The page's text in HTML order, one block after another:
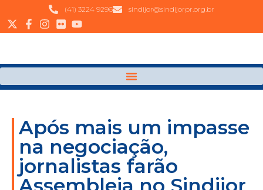
(41) 3224 9296 sindijor@sindijorpr.org.br
Após mais um impasse
na negociação,
jornalistas farão